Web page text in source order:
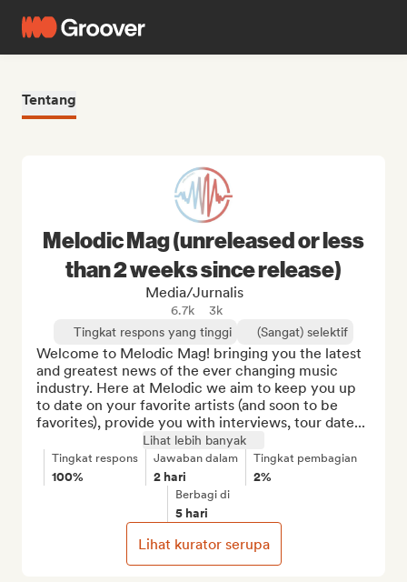
Tentang
Melodic Mag (unreleased or less
than 2 weeks since release)
Media/Jurnalis
6.7k
3k
Tingkat respons yang tinggi
(Sangat) selektif
Welcome to Melodic Mag! bringing you the latest
and greatest news of the ever changing music
industry. Here at Melodic we aim to keep you up
to date on your favorite artists (and soon to be
favorites), provide you with interviews, tour date...
Lihat lebih banyak
Tingkat respons
100%
Jawaban dalam
2 hari
Tingkat pembagian
2%
Berbagi di
5 hari
Lihat kurator serupa